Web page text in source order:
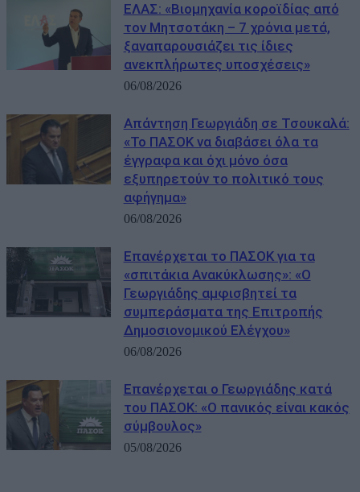
ΕΛΑΣ: «Βιομηχανία κοροϊδίας από
τον Μητσοτάκη – 7 χρόνια μετά,
ξαναπαρουσιάζει τις ίδιες
ανεκπλήρωτες υποσχέσεις»
06/08/2026
Απάντηση Γεωργιάδη σε Τσουκαλά:
«Το ΠΑΣΟΚ να διαβάσει όλα τα
έγγραφα και όχι μόνο όσα
εξυπηρετούν το πολιτικό τους
αφήγημα»
06/08/2026
Επανέρχεται το ΠΑΣΟΚ για τα
«σπιτάκια Ανακύκλωσης»: «Ο
Γεωργιάδης αμφισβητεί τα
συμπεράσματα της Επιτροπής
Δημοσιονομικού Ελέγχου»
06/08/2026
Επανέρχεται ο Γεωργιάδης κατά
του ΠΑΣΟΚ: «Ο πανικός είναι κακός
σύμβουλος»
05/08/2026